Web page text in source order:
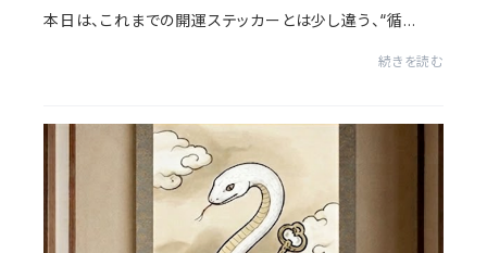
本日は、これまでの開運ステッカーとは少し違う、“循
続きを読む